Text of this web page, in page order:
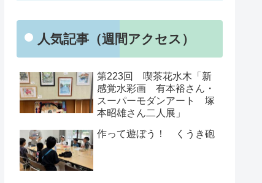
人気記事（週間アクセス）
第223回 喫茶花水木「新
感覚水彩画 有本裕さん・
スーパーモダンアート 塚
本昭雄さん二人展」
作って遊ぼう！ くうき砲